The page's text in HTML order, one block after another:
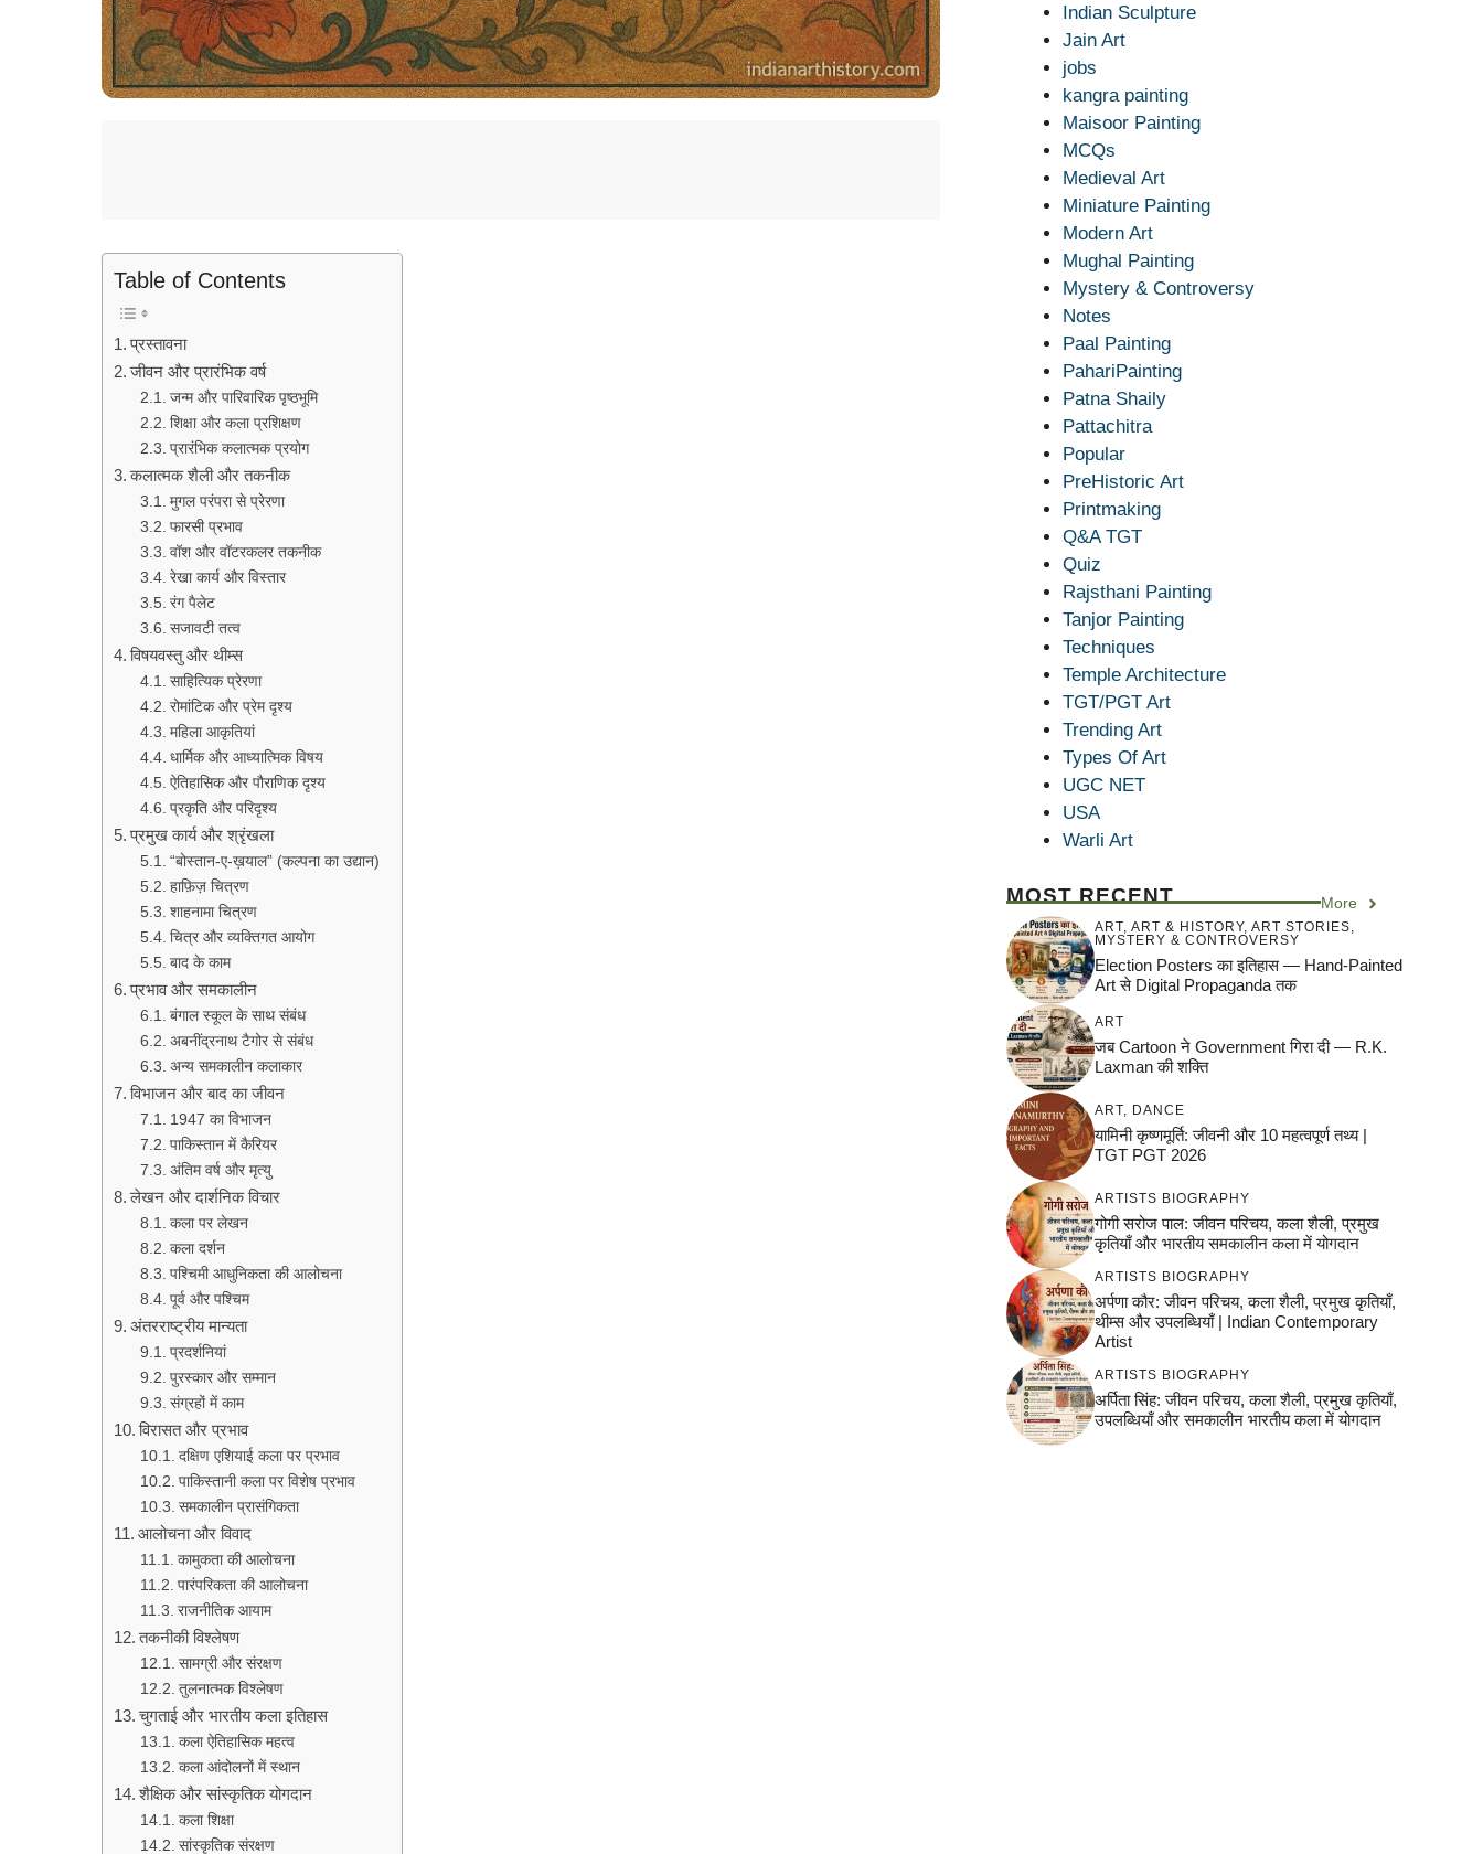
Table of Contents
प्रस्तावना
जीवन और प्रारंभिक वर्ष
जन्म और पारिवारिक पृष्ठभूमि
शिक्षा और कला प्रशिक्षण
प्रारंभिक कलात्मक प्रयोग
कलात्मक शैली और तकनीक
मुगल परंपरा से प्रेरणा
फारसी प्रभाव
वॉश और वॉटरकलर तकनीक
रेखा कार्य और विस्तार
रंग पैलेट
सजावटी तत्व
विषयवस्तु और थीम्स
साहित्यिक प्रेरणा
रोमांटिक और प्रेम दृश्य
महिला आकृतियां
धार्मिक और आध्यात्मिक विषय
ऐतिहासिक और पौराणिक दृश्य
प्रकृति और परिदृश्य
प्रमुख कार्य और श्रृंखला
“बोस्तान-ए-ख़याल” (कल्पना का उद्यान)
हाफ़िज़ चित्रण
शाहनामा चित्रण
चित्र और व्यक्तिगत आयोग
बाद के काम
प्रभाव और समकालीन
बंगाल स्कूल के साथ संबंध
अबनींद्रनाथ टैगोर से संबंध
अन्य समकालीन कलाकार
विभाजन और बाद का जीवन
1947 का विभाजन
पाकिस्तान में कैरियर
अंतिम वर्ष और मृत्यु
लेखन और दार्शनिक विचार
कला पर लेखन
कला दर्शन
पश्चिमी आधुनिकता की आलोचना
पूर्व और पश्चिम
अंतरराष्ट्रीय मान्यता
प्रदर्शनियां
पुरस्कार और सम्मान
संग्रहों में काम
विरासत और प्रभाव
दक्षिण एशियाई कला पर प्रभाव
पाकिस्तानी कला पर विशेष प्रभाव
समकालीन प्रासंगिकता
आलोचना और विवाद
कामुकता की आलोचना
पारंपरिकता की आलोचना
राजनीतिक आयाम
तकनीकी विश्लेषण
सामग्री और संरक्षण
तुलनात्मक विश्लेषण
चुगताई और भारतीय कला इतिहास
कला ऐतिहासिक महत्व
कला आंदोलनों में स्थान
शैक्षिक और सांस्कृतिक योगदान
कला शिक्षा
सांस्कृतिक संरक्षण
Indian Sculpture
Jain Art
jobs
kangra painting
Maisoor Painting
MCQs
Medieval Art
Miniature Painting
Modern Art
Mughal Painting
Mystery & Controversy
Notes
Paal Painting
PahariPainting
Patna Shaily
Pattachitra
Popular
PreHistoric Art
Printmaking
Q&A TGT
Quiz
Rajsthani Painting
Tanjor Painting
Techniques
Temple Architecture
TGT/PGT Art
Trending Art
Types Of Art
UGC NET
USA
Warli Art
MOST RECENT More
ART, ART & HISTORY, ART STORIES,
MYSTERY & CONTROVERSY
Election Posters का इतिहास — Hand-Painted
Art से Digital Propaganda तक
ART
जब Cartoon ने Government गिरा दी — R.K.
Laxman की शक्ति
ART, DANCE
यामिनी कृष्णमूर्ति: जीवनी और 10 महत्वपूर्ण तथ्य |
TGT PGT 2026
ARTISTS BIOGRAPHY
गोगी सरोज पाल: जीवन परिचय, कला शैली, प्रमुख
कृतियाँ और भारतीय समकालीन कला में योगदान
ARTISTS BIOGRAPHY
अर्पणा कौर: जीवन परिचय, कला शैली, प्रमुख कृतियाँ,
थीम्स और उपलब्धियाँ | Indian Contemporary
Artist
ARTISTS BIOGRAPHY
अर्पिता सिंह: जीवन परिचय, कला शैली, प्रमुख कृतियाँ,
उपलब्धियाँ और समकालीन भारतीय कला में योगदान